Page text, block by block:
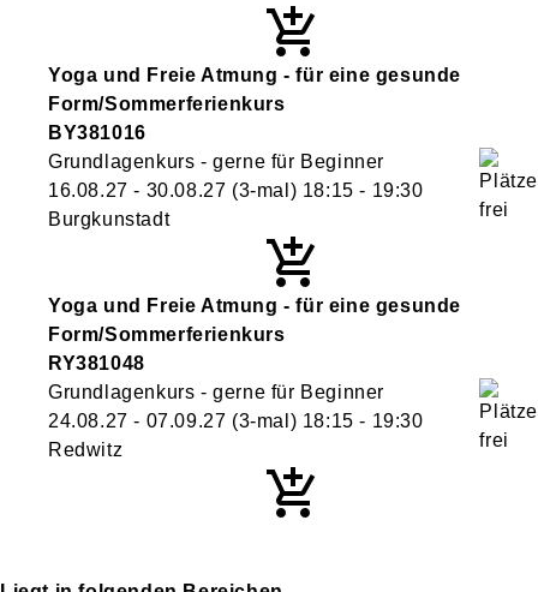
Yoga und Freie Atmung - für eine gesunde
Form/Sommerferienkurs
BY381016
Grundlagenkurs - gerne für Beginner
16.08.27 - 30.08.27 (3-mal) 18:15 - 19:30
Burgkunstadt
Yoga und Freie Atmung - für eine gesunde
Form/Sommerferienkurs
RY381048
Grundlagenkurs - gerne für Beginner
24.08.27 - 07.09.27 (3-mal) 18:15 - 19:30
Redwitz